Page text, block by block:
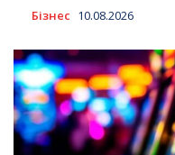
Бізнес 10.08.2026